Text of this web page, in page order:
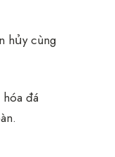
hủy cùng
đá